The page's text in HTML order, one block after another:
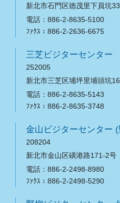
新北市石門区徳茂里下員坑
電話：886-2-8635-5100
ﾌｧｸｽ：886-2-2636-6675
三芝ビジターセンター
252005
新北市三芝区埔坪里埔頭坑
電話：886-2-8635-5143
ﾌｧｸｽ：886-2-8635-3748
金山ビジターセンター
208204
新北市金山区磺港路171-2号
電話：886-2-2498-8980
ﾌｧｸｽ：886-2-2498-5290